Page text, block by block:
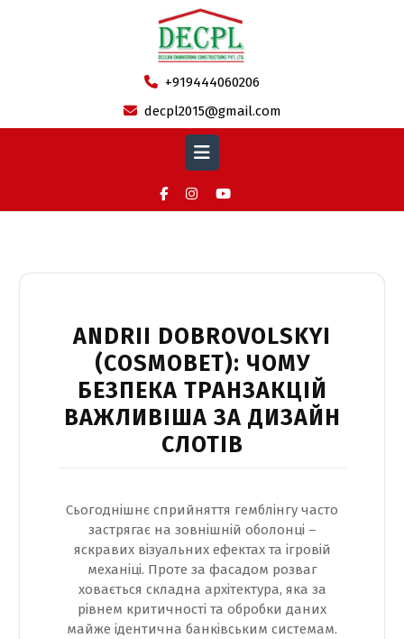
+919444060206
decpl2015@gmail.com
Button
ANDRII DOBROVOLSKYI
(COSMOBET): ЧОМУ
БЕЗПЕКА ТРАНЗАКЦІЙ
ВАЖЛИВІША ЗА ДИЗАЙН
СЛОТІВ
Сьогоднішнє сприйняття гемблінгу часто
застрягає на зовнішній оболонці –
яскравих візуальних ефектах та ігровій
механіці. Проте за фасадом розваг
ховається складна архітектура, яка за
рівнем критичності та обробки даних
майже ідентична банківським системам.